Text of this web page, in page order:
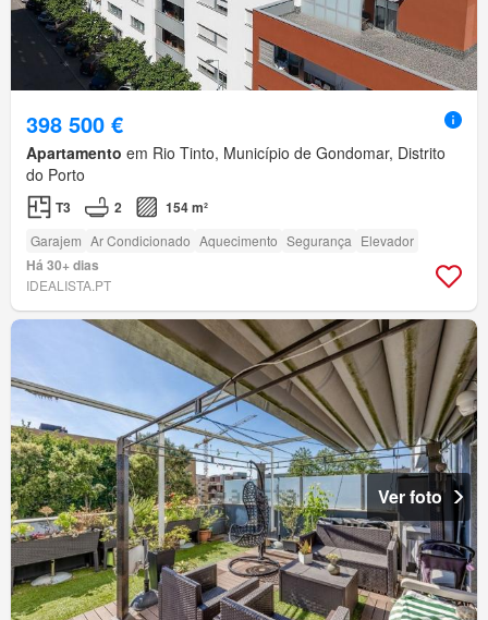
398 500 €
Apartamento em Rio Tinto, Município de Gondomar, Distrito
do Porto
T3 2 154 m²
Garajem Ar Condicionado Aquecimento Segurança Elevador
Há 30+ dias
IDEALISTA.PT
Ver foto